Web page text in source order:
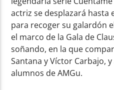
actriz se desplazará hasta
para recoger su galardón
el marco de la Gala de
soñando, en la que
Santana y Víctor Carbajo,
alumnos de AMGu.